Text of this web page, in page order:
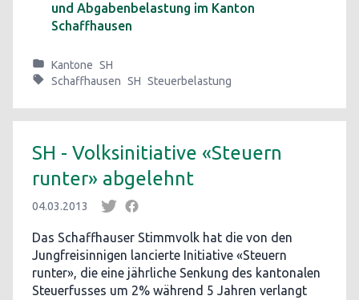
und Abgabenbelastung im Kanton
Schaffhausen
Kantone SH
Schaffhausen SH Steuerbelastung
SH - Volksinitiative «Steuern
runter» abgelehnt
04.03.2013
Das Schaffhauser Stimmvolk hat die von den
Jungfreisinnigen lancierte Initiative «Steuern
runter», die eine jährliche Senkung des kantonalen
Steuerfusses um 2% während 5 Jahren verlangt